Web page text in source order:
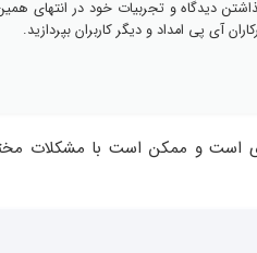
دیدگاه و تجربیات خود در انتهای
آی پی امداد و دیگر کاربران بپردازید.
است و ممکن است با مشکلات